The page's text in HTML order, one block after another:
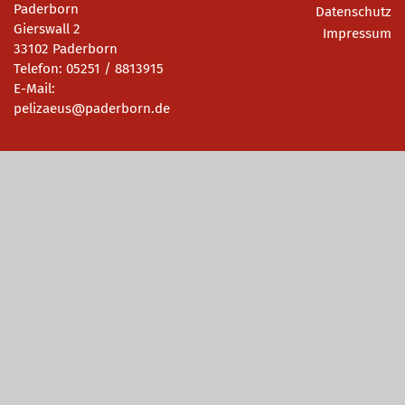
Paderborn
Gierswall 2
33102 Paderborn
Telefon: 05251 / 8813915
E-Mail:
pelizaeus@paderborn.de
Datenschutz
Impressum